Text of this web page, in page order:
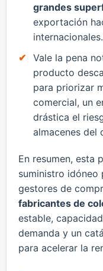
grandes
exportación
internacionales.
​Vale la pena
producto
para priorizar
comercial, un
drástica el
almacenes del
​En resumen, esta
suministro idóneo
gestores de
fabricantes de
estable,
demanda y un
para acelerar la